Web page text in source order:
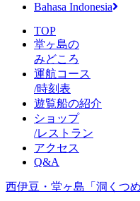
Bahasa Indonesia
TOP
堂ヶ島の
みどころ
運航コース
/時刻表
遊覧船の紹介
ショップ
/レストラン
アクセス
Q&A
西伊豆・堂ヶ島「洞くつ